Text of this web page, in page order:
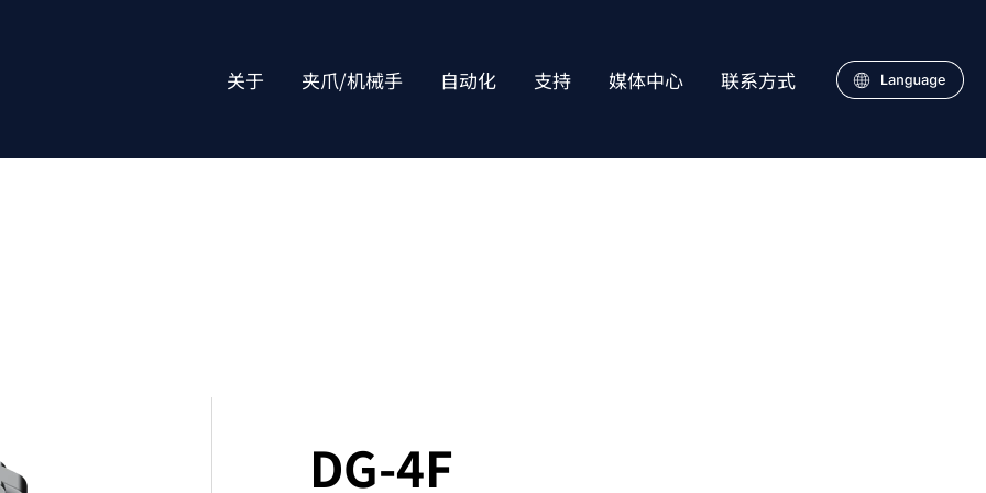
关于 夹爪/机械手 自动化 支持 媒体中心 联系方式
DG-4F